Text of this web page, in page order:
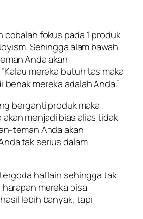
cobalah fokus pada 1 produk
Sehingga alam bawah
Anda akan
mereka butuh tas maka
benak mereka adalah Anda.”
berganti produk maka
akan menjadi bias alias tidak
teman Anda akan
tak serius dalam
hal lain sehingga tak
mereka bisa
lebih banyak, tapi